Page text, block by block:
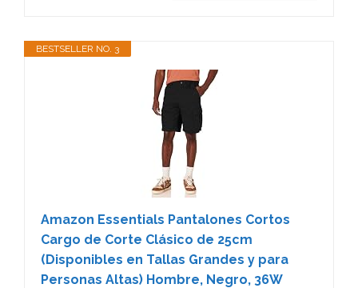
BESTSELLER NO. 3
Amazon Essentials Pantalones Cortos
Cargo de Corte Clásico de 25cm
(Disponibles en Tallas Grandes y para
Personas Altas) Hombre, Negro, 36W